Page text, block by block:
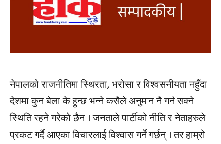
नेपालको राजनीतिमा स्थिरता, भरोसा र विश्वसनीयता नहुँदा
देशमा कुन बेला के हुन्छ भन्ने कसैले अनुमान नै गर्न सक्ने
स्थिति रहने गरेको छैन । जनताले पार्टीको नीति र नेताहरुले
प्रकट गर्दै आएका विचारलाई विश्वास गर्ने गर्छन् । तर हाम्रो